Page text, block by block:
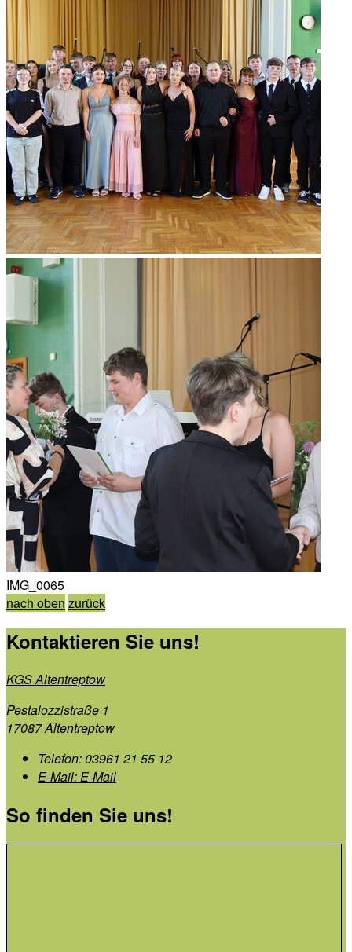
IMG_0065
nach oben zurück
Kontaktieren Sie uns!
KGS Altentreptow
Pestalozzistraße 1
17087 Altentreptow
Telefon:03961 21 55 12
E-Mail:E-Mail
So finden Sie uns!